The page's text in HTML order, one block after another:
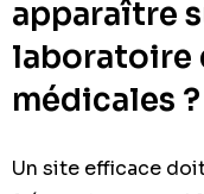
apparaître
laboratoire
médicales ?
Un site efficace